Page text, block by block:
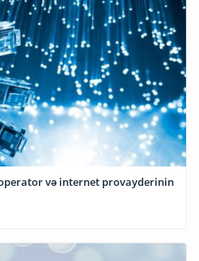
və internet provayderinin